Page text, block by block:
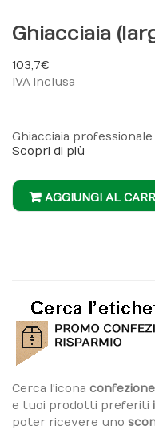
Ghiacciaia
103,7 €
IVA inclusa
Ghiacciaia
Scopri di più
AGGIUNGI AL
Cerca l'icona
e tuoi prodotti preferiti
poter ricevere uno